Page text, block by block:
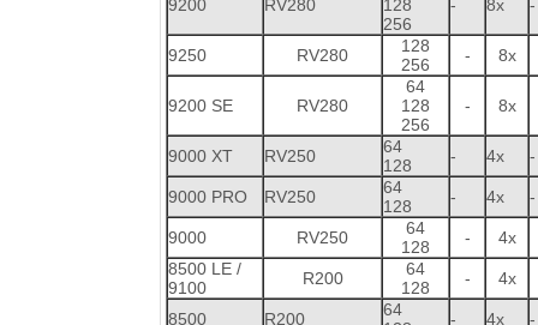
9200 RV280
128
256
- 8x -
9250 RV280
128
256
- 8x
9200 SE RV280
64
128
256
- 8x
9000 XT RV250
64
128
- 4x -
9000 PRO RV250
64
128
- 4x -
9000 RV250
64
128
-
4x
8500 LE /
9100
R200
64
128
- 4x
8500 R200
64
- 4x -